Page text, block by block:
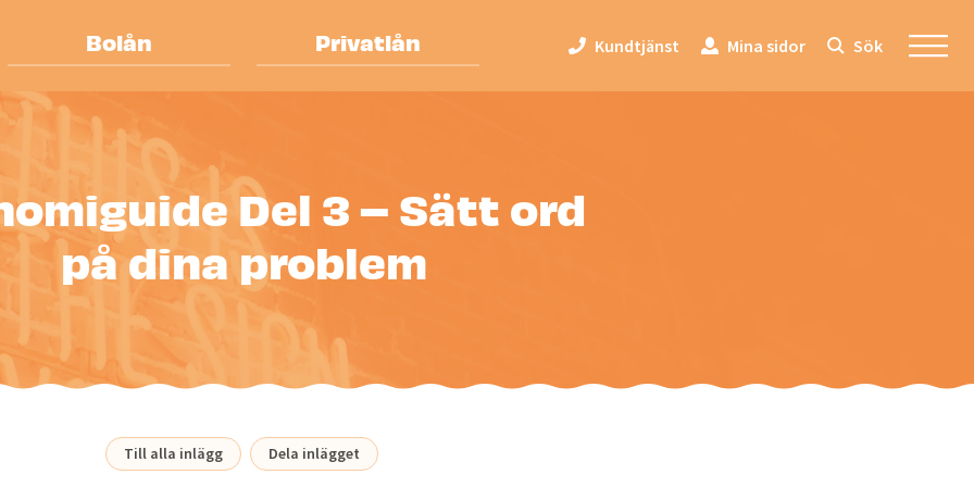
Bolån Privatlån Kundtjänst Mina sidor Sök
Del 3 – Sätt ord
på dina problem
Till alla inlägg Dela inlägget